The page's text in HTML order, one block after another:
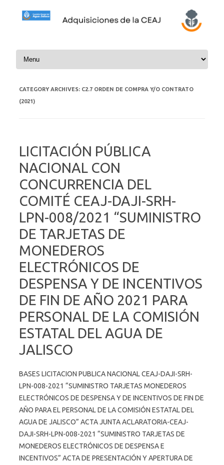
Skip to content
CATEGORY ARCHIVES: C2.7 ORDEN DE COMPRA Y/O CONTRATO
(2021)
LICITACIÓN PÚBLICA
NACIONAL CON
CONCURRENCIA DEL
COMITÉ CEAJ-DAJI-SRH-
LPN-008/2021 “SUMINISTRO
DE TARJETAS DE
MONEDEROS
ELECTRÓNICOS DE
DESPENSA Y DE INCENTIVOS
DE FIN DE AÑO 2021 PARA
PERSONAL DE LA COMISIÓN
ESTATAL DEL AGUA DE
JALISCO
BASES LICITACION PUBLICA NACIONAL CEAJ-DAJI-SRH-
LPN-008-2021 “SUMINISTRO TARJETAS MONEDEROS
ELECTRÓNICOS DE DESPENSA Y DE INCENTIVOS DE FIN DE
AÑO PARA EL PERSONAL DE LA COMISIÓN ESTATAL DEL
AGUA DE JALISCO” ACTA JUNTA ACLARATORIA-CEAJ-
DAJI-SRH-LPN-008-2021 “SUMINISTRO TARJETAS DE
MONEDEROS ELECTRÓNICOS DE DESPENSA E
INCENTIVOS” ACTA DE PRESENTACIÓN Y APERTURA DE